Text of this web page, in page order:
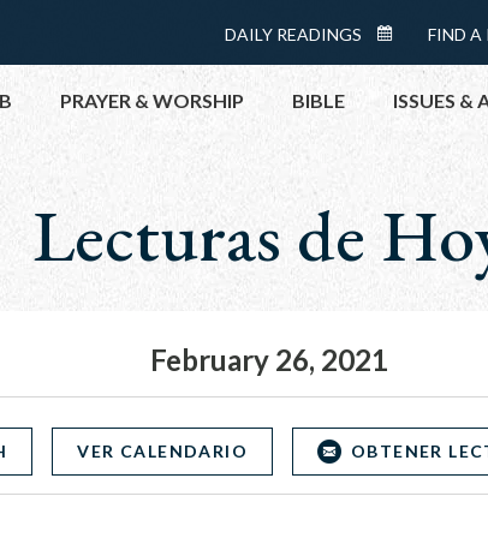
Menu:
Top
DAILY READINGS
READINGS
CALENDAR
FIND A
PRAYER & WORSHIP BIBLE ISSUES &
HELP
TAKE
Lecturas de
February 26, 2021
VER CALENDARIO OBTENER